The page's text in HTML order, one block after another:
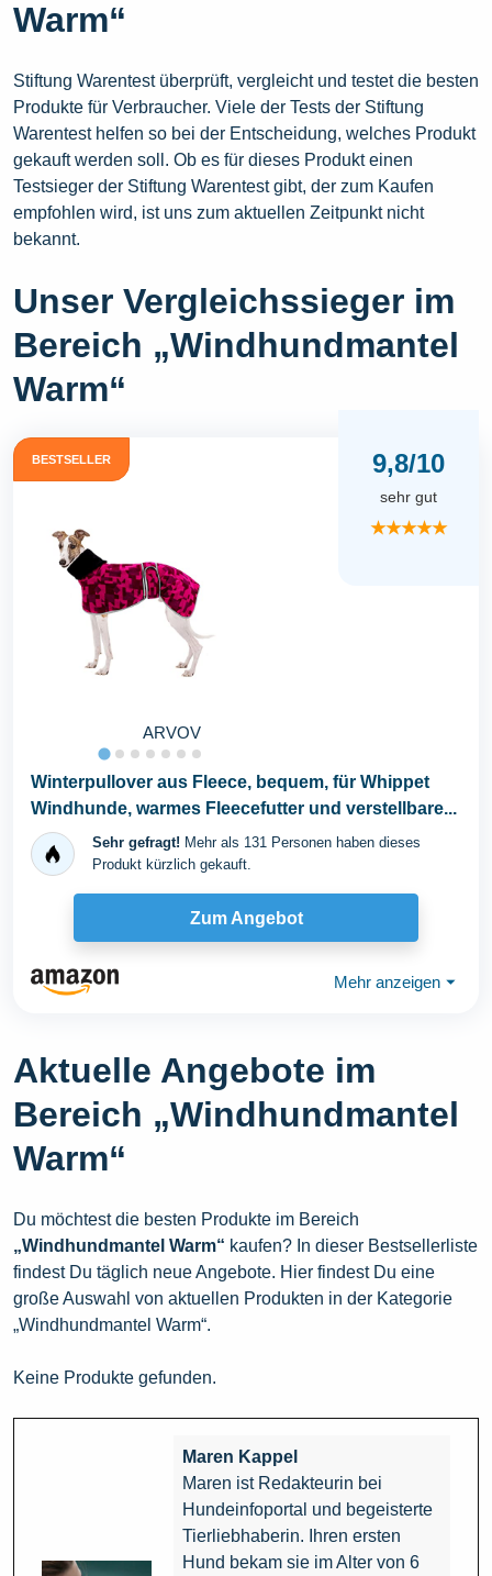
Warm“
Stiftung Warentest überprüft, vergleicht und testet die besten
Produkte für Verbraucher. Viele der Tests der Stiftung
Warentest helfen so bei der Entscheidung, welches Produkt
gekauft werden soll. Ob es für dieses Produkt einen
Testsieger der Stiftung Warentest gibt, der zum Kaufen
empfohlen wird, ist uns zum aktuellen Zeitpunkt nicht
bekannt.
Unser Vergleichssieger im
Bereich „Windhundmantel
Warm“
BESTSELLER
ARVOV
9,8/10
sehr gut
★★★★★
Winterpullover aus Fleece, bequem, für Whippet
Windhunde, warmes Fleecefutter und verstellbare...
Sehr gefragt! Mehr als 131 Personen haben dieses
Produkt kürzlich gekauft.
Zum Angebot
Mehr anzeigen ⏷
Aktuelle Angebote im
Bereich „Windhundmantel
Warm“
Du möchtest die besten Produkte im Bereich
„Windhundmantel Warm“ kaufen? In dieser Bestsellerliste
findest Du täglich neue Angebote. Hier findest Du eine
große Auswahl von aktuellen Produkten in der Kategorie
„Windhundmantel Warm“.
Keine Produkte gefunden.
Maren Kappel
Maren ist Redakteurin bei
Hundeinfoportal und begeisterte
Tierliebhaberin. Ihren ersten
Hund bekam sie im Alter von 6